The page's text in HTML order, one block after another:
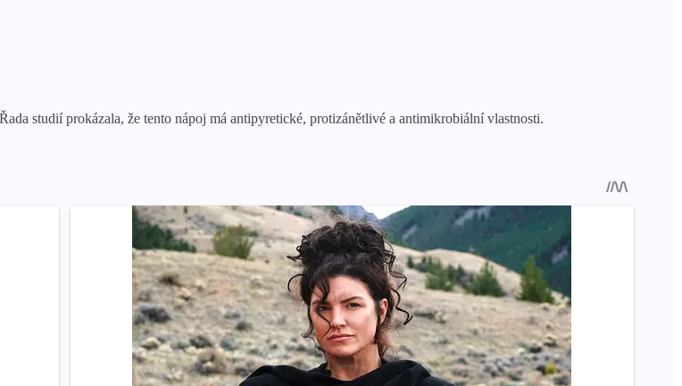
studií prokázala, že tento nápoj má antipyretické, protizánětlivé a antimikrobiální vlastnosti.